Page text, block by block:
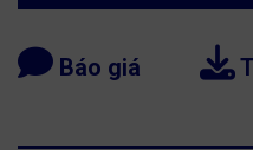
Báo giá